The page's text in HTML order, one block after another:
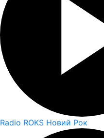
Radio ROKS Новий Рок